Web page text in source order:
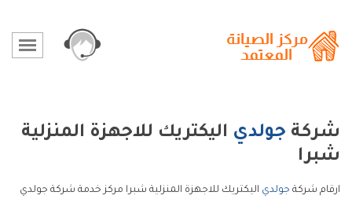
شركة جولدي اليكتريك للاجهزة المنزلية
شبرا
ارقام شركة جولدي اليكتريك للاجهزة المنزلية شبرا مركز خدمة شركة جولدي